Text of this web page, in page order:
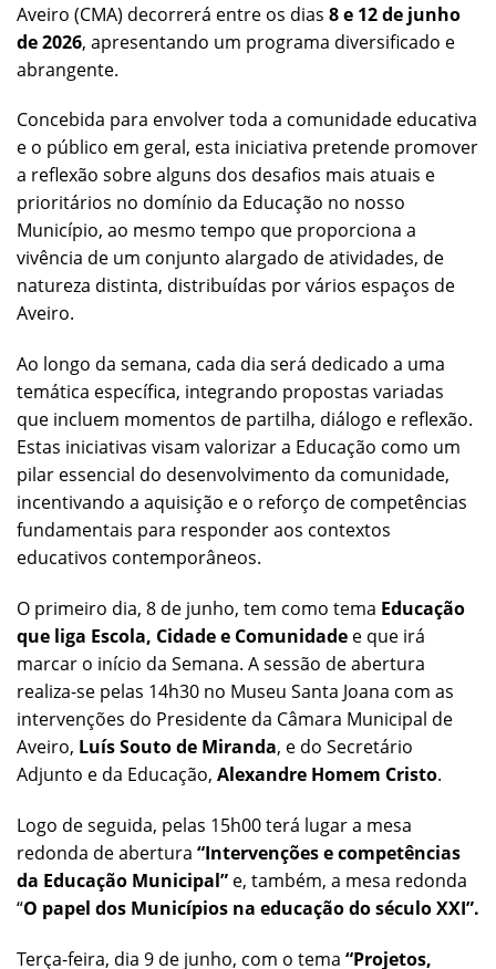
Aveiro (CMA) decorrerá entre os dias 8 e 12 de junho
de 2026, apresentando um programa diversificado e
abrangente.
Concebida para envolver toda a comunidade educativa
e o público em geral, esta iniciativa pretende promover
a reflexão sobre alguns dos desafios mais atuais e
prioritários no domínio da Educação no nosso
Município, ao mesmo tempo que proporciona a
vivência de um conjunto alargado de atividades, de
natureza distinta, distribuídas por vários espaços de
Aveiro.
Ao longo da semana, cada dia será dedicado a uma
temática específica, integrando propostas variadas
que incluem momentos de partilha, diálogo e reflexão.
Estas iniciativas visam valorizar a Educação como um
pilar essencial do desenvolvimento da comunidade,
incentivando a aquisição e o reforço de competências
fundamentais para responder aos contextos
educativos contemporâneos.
O primeiro dia, 8 de junho, tem como tema Educação
que liga Escola, Cidade e Comunidade e que irá
marcar o início da Semana. A sessão de abertura
realiza-se pelas 14h30 no Museu Santa Joana com as
intervenções do Presidente da Câmara Municipal de
Aveiro, Luís Souto de Miranda, e do Secretário
Adjunto e da Educação, Alexandre Homem Cristo.
Logo de seguida, pelas 15h00 terá lugar a mesa
redonda de abertura “Intervenções e competências
da Educação Municipal” e, também, a mesa redonda
“O papel dos Municípios na educação do século XXI”.
Terça-feira, dia 9 de junho, com o tema “Projetos,